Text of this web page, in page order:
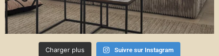
Charger plus Suivre sur Instagram